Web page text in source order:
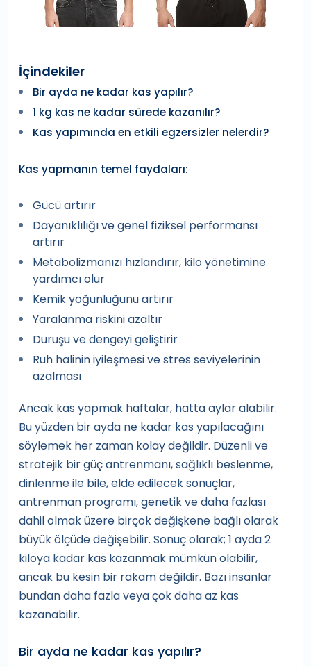
İçindekiler
Bir ayda ne kadar kas yapılır?
1 kg kas ne kadar sürede kazanılır?
Kas yapımında en etkili egzersizler nelerdir?
Kas yapmanın temel faydaları:
Gücü artırır
Dayanıklılığı ve genel fiziksel performansı
artırır
Metabolizmanızı hızlandırır, kilo yönetimine
yardımcı olur
Kemik yoğunluğunu artırır
Yaralanma riskini azaltır
Duruşu ve dengeyi geliştirir
Ruh halinin iyileşmesi ve stres seviyelerinin
azalması
Ancak kas yapmak haftalar, hatta aylar alabilir.
Bu yüzden bir ayda ne kadar kas yapılacağını
söylemek her zaman kolay değildir. Düzenli ve
stratejik bir güç antrenmanı, sağlıklı beslenme,
dinlenme ile bile, elde edilecek sonuçlar,
antrenman programı, genetik ve daha fazlası
dahil olmak üzere birçok değişkene bağlı olarak
büyük ölçüde değişebilir. Sonuç olarak; 1 ayda 2
kiloya kadar kas kazanmak mümkün olabilir,
ancak bu kesin bir rakam değildir. Bazı insanlar
bundan daha fazla veya çok daha az kas
kazanabilir.
Bir ayda ne kadar kas yapılır?